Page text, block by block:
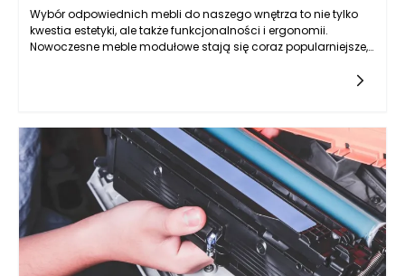
Wybór odpowiednich mebli do naszego wnętrza to nie tylko
kwestia estetyki, ale także funkcjonalności i ergonomii.
Nowoczesne meble modułowe stają się coraz popularniejsze,